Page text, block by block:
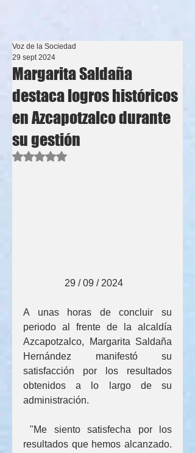
Margarita Saldaña
destaca logros históricos
en Azcapotzalco durante
su gestión
Voz de la Sociedad
29 sept 2024
Obtuvo NaN de 5 estrellas.
                 29 / 09 / 2024
A unas horas de concluir su
periodo al frente de la alcaldía
Azcapotzalco, Margarita Saldaña
Hernández manifestó su
satisfacción por los resultados
obtenidos a lo largo de su
administración.
"Me siento satisfecha por los
resultados que hemos alcanzado.